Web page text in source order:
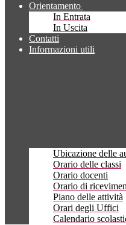
Orientamento
In Entrata
In Uscita
Contatti
Informazioni utili
Ubicazione delle
Orario delle classi
Orario docenti
Orario di
Piano delle attività
Orari degli Uffici
Calendario